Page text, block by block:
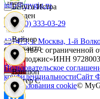
Зенден
Инканто
Интер С
Белуга Истра
Вайнер
Ваншоп
info@mygig.ru
+8 (800) 333-03-29
127473, г. Москва, 1-й
Общество с ограниченной
Технолоджис»ИНН
Пользовательское
конфиденциальностиСайт
использования cookie©